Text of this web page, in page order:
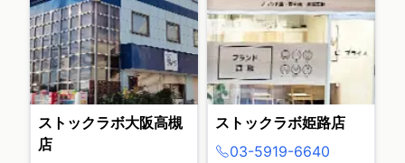
ストックラボ大阪高槻
店
ストックラボ姫路店
03-5919-6640